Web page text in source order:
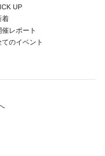
UP
着
催レポート
てのイベント